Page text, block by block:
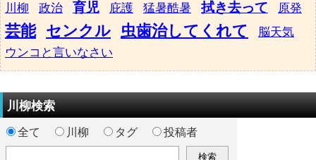
川柳
政治 育児 庇護 猛暑酷暑 拭き去って 原発
芸能 センクル 虫歯治してくれて
脳天気
ウンコと言いなさい
川柳検索
全て 川柳 タグ 投稿者